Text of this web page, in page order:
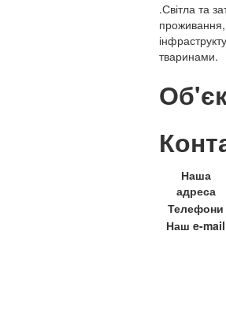
.Світла та
тваринами.
Наша
адреса
Телефони
Наш e-mail